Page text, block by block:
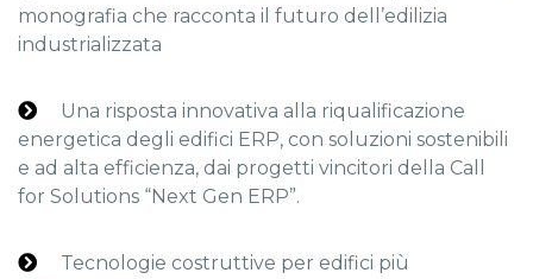
monografia che racconta il futuro dell’edilizia
industrializzata
Una risposta innovativa alla riqualificazione
energetica degli edifici ERP, con soluzioni sostenibili
e ad alta efficienza, dai progetti vincitori della Call
for Solutions “Next Gen ERP”.
Tecnologie costruttive per edifici più